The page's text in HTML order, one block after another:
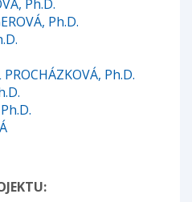
Ph.D.
Ph.D.
Ph.D.